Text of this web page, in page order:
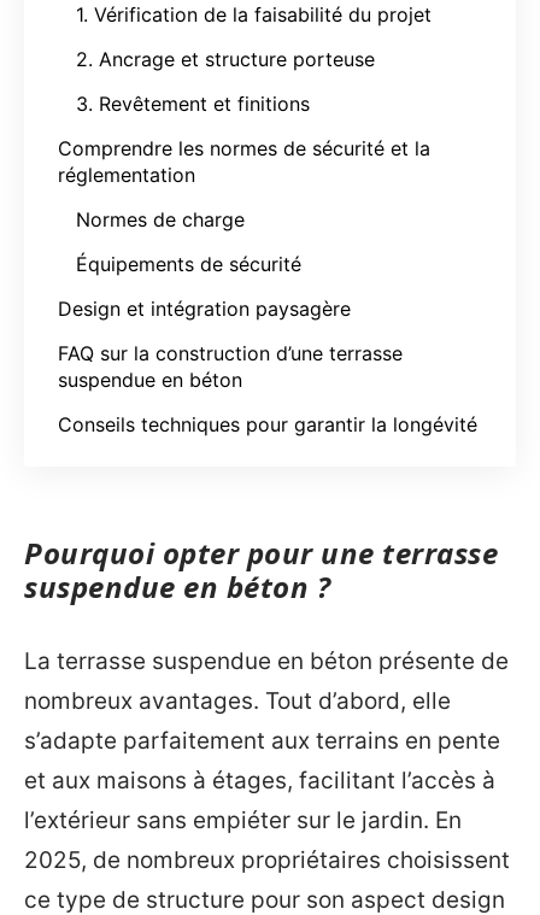
1. Vérification de la faisabilité du projet
2. Ancrage et structure porteuse
3. Revêtement et finitions
Comprendre les normes de sécurité et la
réglementation
Normes de charge
Équipements de sécurité
Design et intégration paysagère
FAQ sur la construction d’une terrasse
suspendue en béton
Conseils techniques pour garantir la longévité
Pourquoi opter pour une terrasse
suspendue en béton ?
La terrasse suspendue en béton présente de
nombreux avantages. Tout d’abord, elle
s’adapte parfaitement aux terrains en pente
et aux maisons à étages, facilitant l’accès à
l’extérieur sans empiéter sur le jardin. En
2025, de nombreux propriétaires choisissent
ce type de structure pour son aspect design